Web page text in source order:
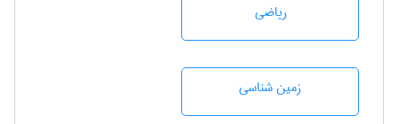
رياضی
زمين شناسی